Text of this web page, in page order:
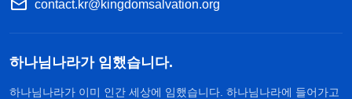
contact.kr@kingdomsalvation.org
하나님나라가 임했습니다.
하나님나라가 이미 인간 세상에 임했습니다. 하나님나라에 들어가고